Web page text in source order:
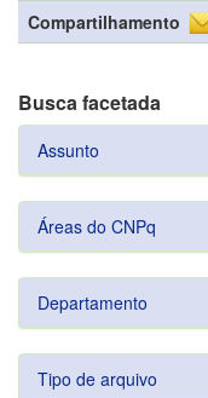
Compartilhamento
Busca facetada
Assunto
Áreas do CNPq
Departamento
Tipo de arquivo